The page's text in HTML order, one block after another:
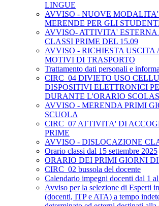
LINGUE
AVVISO - NUOVE
MERENDE PER GLI
AVVISO- ATTIVITA'
CLASSI PRIME DEL 15.09
AVVISO - RICHIESTA USCITA
MOTIVI DI TRASPORTO
Trattamento dati personali e
CIRC_04 DIVIETO USO
DISPOSITIVI ELETTRONICI
DURANTE L'ORARIO
AVVISO - MERENDA PRIMI
SCUOLA
CIRC_07 ATTIVITA' DI
PRIME
AVVISO - DISLOCAZIONE
Orario classi dal 15 settembre 2025
ORARIO DEI PRIMI GIORNI
CIRC_02 bussola del docente
Calendario impegni docenti dal 1
Avviso per la selezione di Esperti
(docenti, ITP e ATA) a tempo